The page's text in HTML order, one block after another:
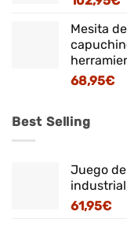
Mesita
68,95€
Best Selling
Juego
61,95€